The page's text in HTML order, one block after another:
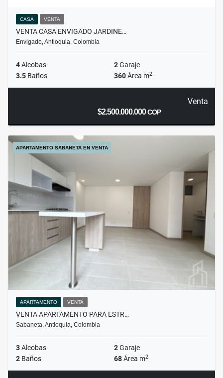
CASA VENTA
VENTA CASA ENVIGADO JARDINE…
Envigado, Antioquia, Colombia
4Alcobas 2Garaje
3.5 Baños 360Área m2
Venta
$2.500.000.000COP
APARTAMENTO SABANETA EN VENTA
APARTAMENTO VENTA
VENTA APARTAMENTO PARA ESTR…
Sabaneta, Antioquia, Colombia
3Alcobas 2Garaje
2 Baños 68Área m2